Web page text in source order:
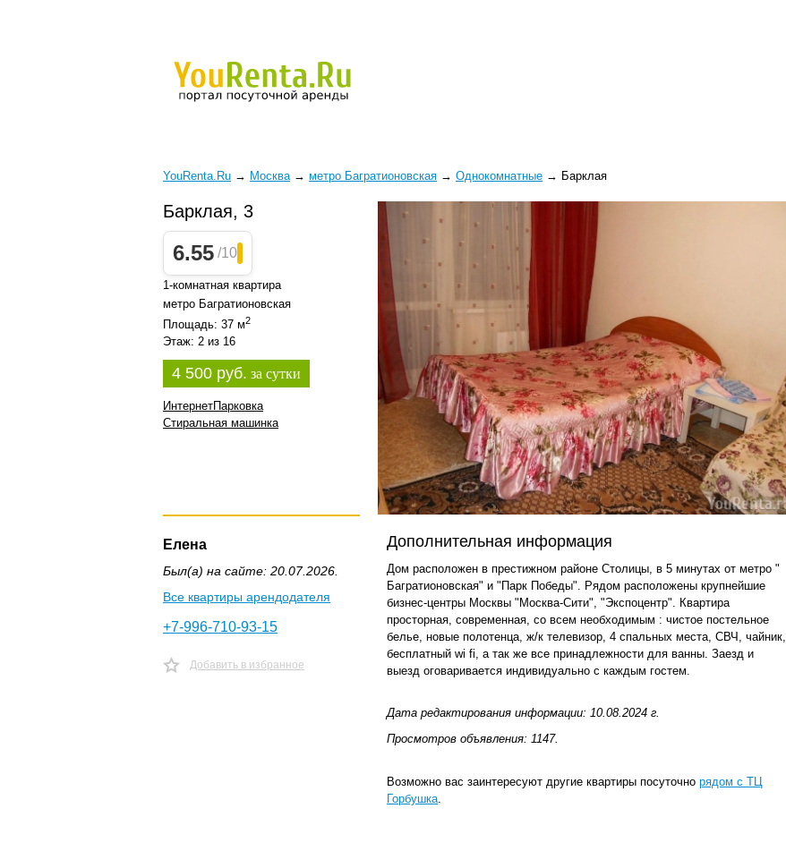
YouRenta.Ru → Москва → метро Багратионовская → Однокомнатные → Барклая
Барклая, 3
6.55 /10
1-комнатная квартира
метро Багратионовская
Площадь: 37 м2
Этаж: 2 из 16
4 500 руб. за сутки
ИнтернетПарковка
Стиральная машинка
Елена
Был(а) на сайте: 20.07.2026.
Все квартиры арендодателя
+7-996-710-93-15
Добавить в избранное
Дополнительная информация
Дом расположен в престижном районе Столицы, в 5 минутах от метро "
Багратионовская" и "Парк Победы". Рядом расположены крупнейшие
бизнес-центры Москвы "Москва-Сити", "Экспоцентр". Квартира
просторная, современная, со всем необходимым : чистое постельное
белье, новые полотенца, ж/к телевизор, 4 спальных места, СВЧ, чайник,
бесплатный wi fi, а так же все принадлежности для ванны. Заезд и
выезд оговаривается индивидуально с каждым гостем.
Дата редактирования информации: 10.08.2024 г.
Просмотров объявления: 1147.
Возможно вас заинтересуют другие квартиры посуточно рядом с ТЦ
Горбушка.